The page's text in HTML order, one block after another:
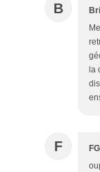
B
la
F FG